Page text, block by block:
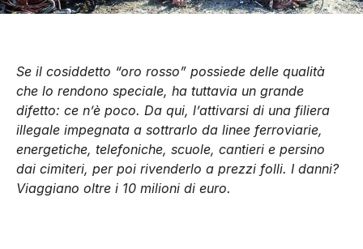
Se il cosiddetto “oro rosso” possiede delle qualità
che lo rendono speciale, ha tuttavia un grande
difetto: ce n’è poco. Da qui, l’attivarsi di una filiera
illegale impegnata a sottrarlo da linee ferroviarie,
energetiche, telefoniche, scuole, cantieri e persino
dai cimiteri, per poi rivenderlo a prezzi folli. I danni?
Viaggiano oltre i 10 milioni di euro.